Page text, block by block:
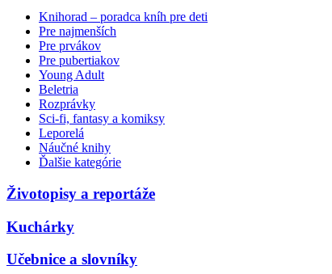
Knihorad – poradca kníh pre deti
Pre najmenších
Pre prvákov
Pre pubertiakov
Young Adult
Beletria
Rozprávky
Sci-fi, fantasy a komiksy
Leporelá
Náučné knihy
Ďalšie kategórie
Životopisy a reportáže
Kuchárky
Učebnice a slovníky